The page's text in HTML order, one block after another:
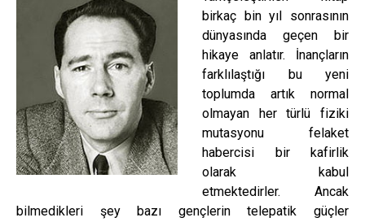
birkaç bin yıl sonrasının
dünyasında geçen bir
hikaye anlatır. İnançların
farklılaştığı bu yeni
toplumda artık normal
olmayan her türlü fiziki
mutasyonu felaket
habercisi bir kafirlik
olarak kabul
etmektedirler. Ancak
bilmedikleri şey bazı gençlerin telepatik güçler